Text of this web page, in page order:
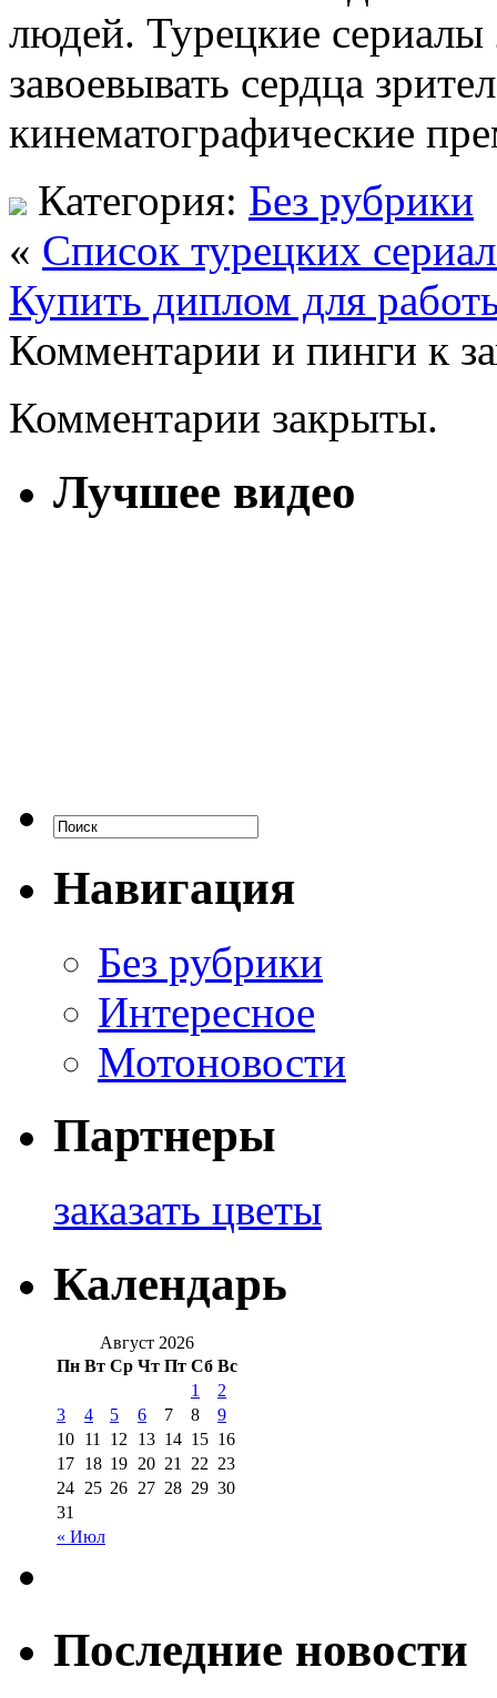
людей. Турецкие
завоевывать сердца
кинематографические
Категория: Без рубрики
« Список турецких
Купить диплом для
Комментарии и пинги к
Комментарии закрыты.
Лучшее видео
Навигация
Без рубрики
Интересное
Мотоновости
Партнеры
заказать цветы
Календарь
Август 2026
Пн Вт Ср Чт Пт Сб Вс
« Июл
1
2
3
4 5 6 7 8
9
10 11 12 13 14 15 16
17 18 19 20 21 22 23
24 25 26 27 28 29 30
31
Последние новости